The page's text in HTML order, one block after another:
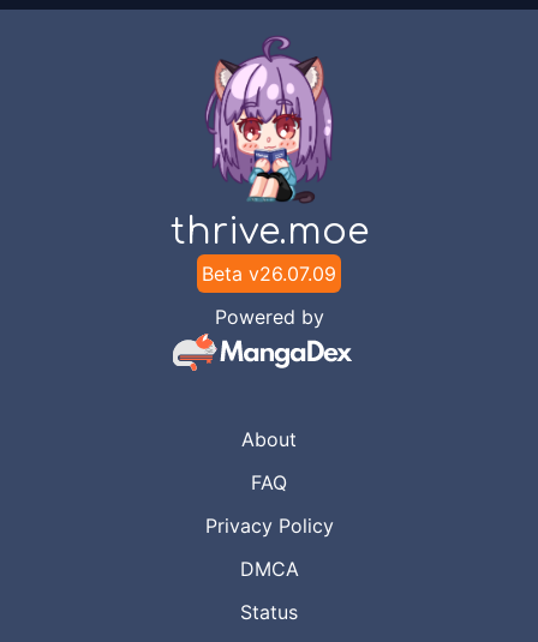
thrive.moe
Beta v26.07.09
Powered by
About
FAQ
Privacy Policy
DMCA
Status